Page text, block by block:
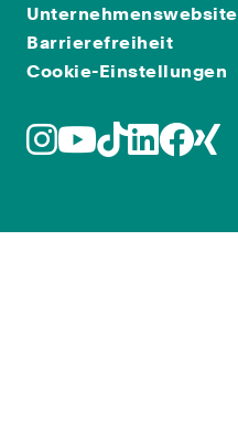
Unternehmenswebsite
Barrierefreiheit
Cookie-Einstellungen